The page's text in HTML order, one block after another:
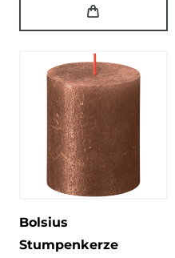
Bolsius
Stumpenkerze